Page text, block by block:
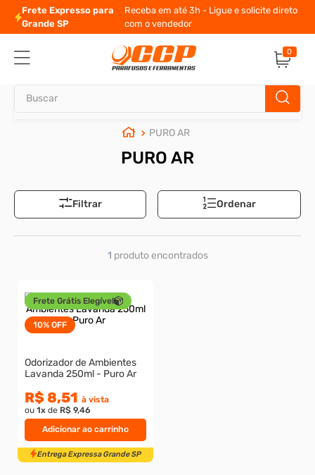
Frete Expresso para
Grande SP
Receba em até 3h - Ligue e solicite direto
com o vendedor
0
PURO AR
PURO AR
Filtrar Ordenar
1 produto
Frete Grátis Elegível
10% OFF
Adicionar ao carrinho
Odorizador de Ambientes
Lavanda 250ml - Puro Ar
R$ 8,51 à vista
ou 1x de R$ 9,46
TERMOS MAIS BUSCADOS
2º
porca
3º
arruela
4º
parafuso sextavado
7º
sextavado
9º
rodizio